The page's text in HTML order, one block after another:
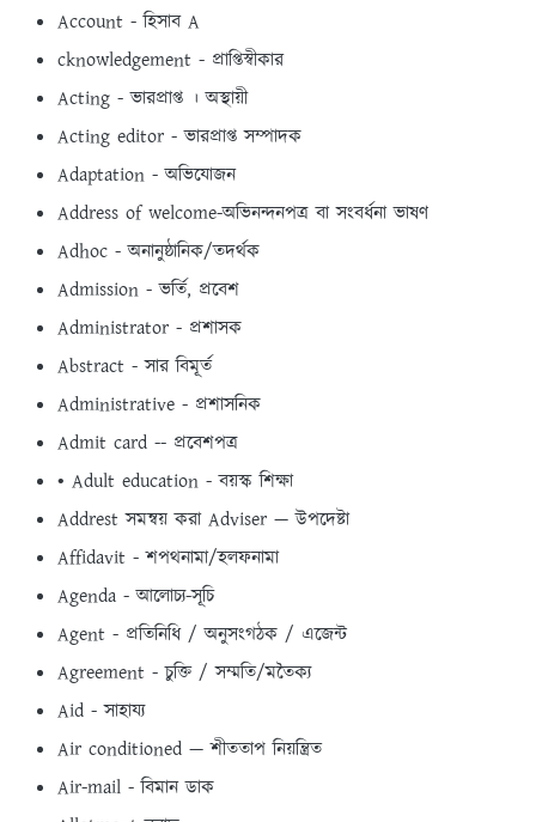
Account - হিসাব A
cknowledgement - প্রাপ্তিস্বীকার
Acting - ভারপ্রাপ্ত । অস্থায়ী
Acting editor - ভারপ্রাপ্ত সম্পাদক
Adaptation - অভিযােজন
Address of welcome-অভিনন্দনপত্র বা সংবর্ধনা ভাষণ
Adhoc - অনানুষ্ঠানিক/তদর্থক
Admission - ভর্তি, প্রবেশ
Administrator - প্রশাসক
Abstract - সার বিমূর্ত
Administrative - প্রশাসনিক
Admit card -- প্রবেশপত্র
• Adult education - বয়স্ক শিক্ষা
Addrest সমন্বয় করা Adviser — উপদেষ্টা
Affidavit - শপথনামা/হলফনামা
Agenda - আলোচ্য-সূচি
Agent - প্রতিনিধি / অনুসংগঠক / এজেন্ট
Agreement - চুক্তি / সম্মতি/মতৈক্য
Aid - সাহায্য
Air conditioned — শীততাপ নিয়ন্ত্রিত
Air-mail - বিমান ডাক